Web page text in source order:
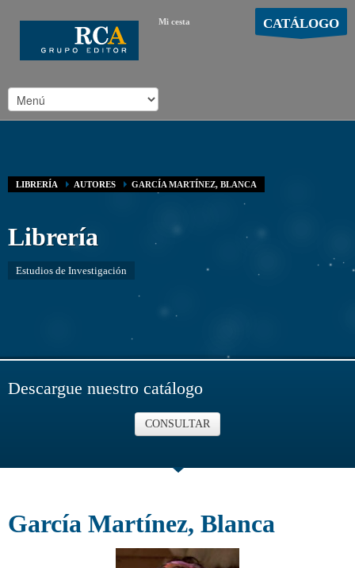
Mi cesta CATÁLOGO
LIBRERÍA AUTORES GARCÍA MARTÍNEZ, BLANCA
Librería
Estudios de Investigación
Descargue nuestro catálogo
CONSULTAR
García Martínez, Blanca